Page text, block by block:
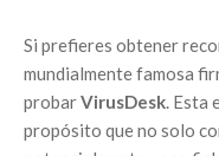
Si prefieres obtener
mundialmente famosa
probarVirusDesk. Esta
propósito que no solo